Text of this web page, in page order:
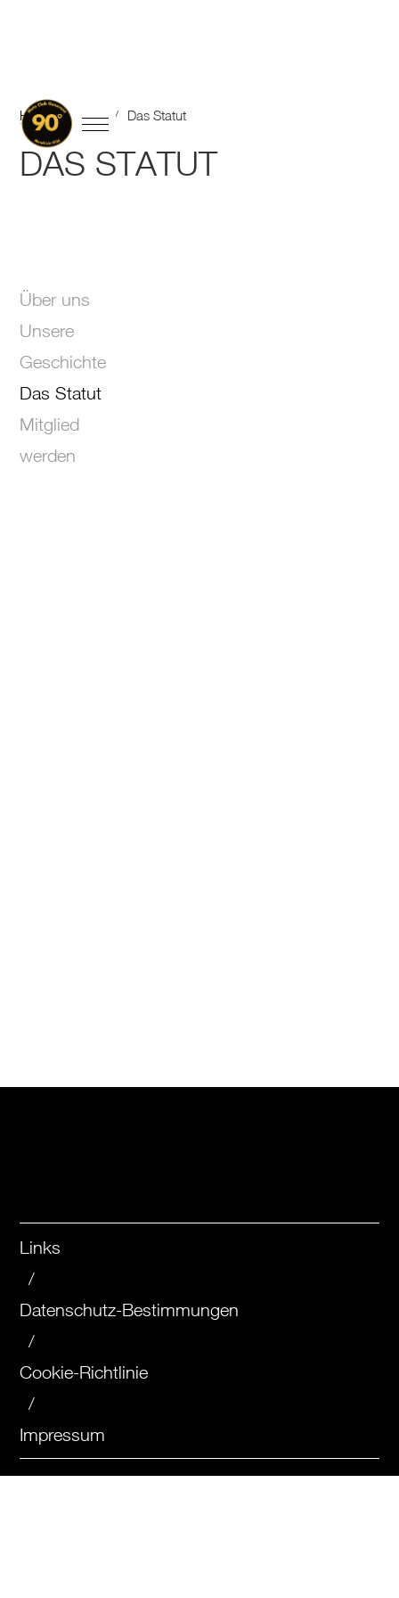
Home / Club / Das Statut
DAS STATUT
Über uns
Unsere
Geschichte
Das Statut
Mitglied
werden
Links
/
Datenschutz-Bestimmungen
/
Cookie-Richtlinie
/
Impressum
C.P. 1031, 6850 Mendrisio-Stazione